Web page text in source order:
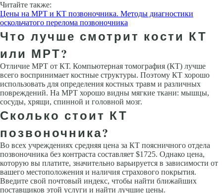
Читайте также:
Цены на МРТ и КТ позвоночника. Методы диагностики
оскольчатого перелома позвоночника
Что лучше смотрит кости КТ
или МРТ?
Отличие МРТ от КТ. Компьютерная томография (КТ) лучше
всего воспринимает костные структуры. Поэтому КТ хорошо
использовать для определения костных травм и различных
повреждений. На МРТ хорошо видны мягкие ткани: мышцы,
сосуды, хрящи, спинной и головной мозг.
Сколько стоит КТ
позвоночника?
Во всех учреждениях средняя цена за КТ поясничного отдела
позвоночника без контраста составляет $1725. Однако цена,
которую вы платите, значительно варьируется в зависимости от
вашего местоположения и наличия страхового покрытия.
Введите свой почтовый индекс, чтобы найти ближайших
поставщиков этой услуги и найти лучшие цены.